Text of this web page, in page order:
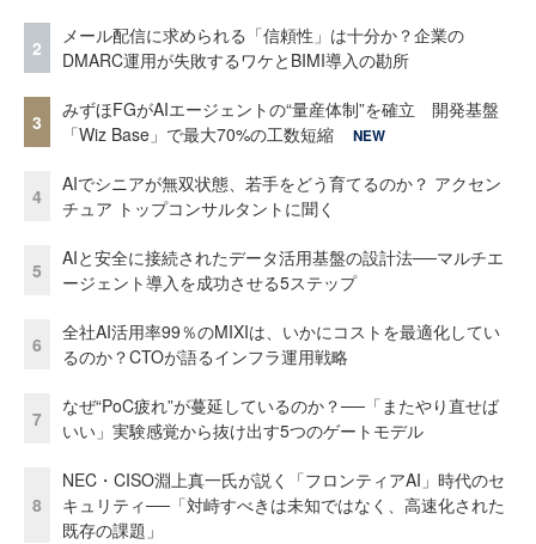
2
メール配信に求められる「信頼性」は十分か？企業の
DMARC運用が失敗するワケとBIMI導入の勘所
3
みずほFGがAIエージェントの“量産体制”を確立 開発基盤
「Wiz Base」で最大70%の工数短縮
NEW
4
AIでシニアが無双状態、若手をどう育てるのか？ アクセン
チュア トップコンサルタントに聞く
5
AIと安全に接続されたデータ活用基盤の設計法──マルチエ
ージェント導入を成功させる5ステップ
6
全社AI活用率99％のMIXIは、いかにコストを最適化してい
るのか？CTOが語るインフラ運用戦略
7
なぜ“PoC疲れ”が蔓延しているのか？──「またやり直せば
いい」実験感覚から抜け出す5つのゲートモデル
8
NEC・CISO淵上真一氏が説く「フロンティアAI」時代のセ
キュリティ──「対峙すべきは未知ではなく、高速化された
既存の課題」